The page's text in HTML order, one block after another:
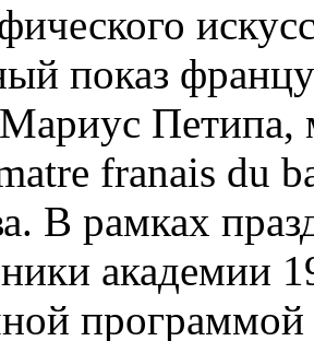
показ
Петипа,
franais du
В рамках
академии